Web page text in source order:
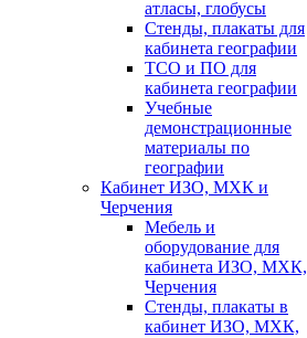
атласы, глобусы
Стенды, плакаты для
кабинета географии
ТСО и ПО для
кабинета географии
Учебные
демонстрационные
материалы по
географии
Кабинет ИЗО, МХК и
Черчения
Мебель и
оборудование для
кабинета ИЗО, МХК,
Черчения
Стенды, плакаты в
кабинет ИЗО, МХК,